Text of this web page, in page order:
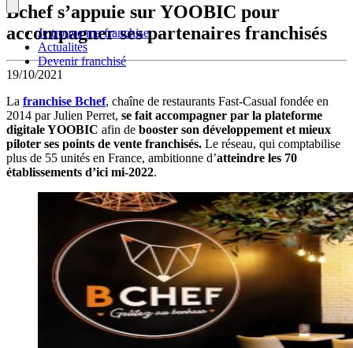
Je trouve ma franchise
Actualités
Devenir franchisé
Bchef s’appuie sur YOOBIC pour
accompagner ses partenaires franchisés
19/10/2021
La franchise Bchef, chaîne de restaurants Fast-Casual fondée en
2014 par Julien Perret, se fait accompagner par la plateforme
digitale YOOBIC afin de booster son développement et mieux
piloter ses points de vente franchisés. Le réseau, qui comptabilise
plus de 55 unités en France, ambitionne d’atteindre les 70
établissements d’ici mi-2022.